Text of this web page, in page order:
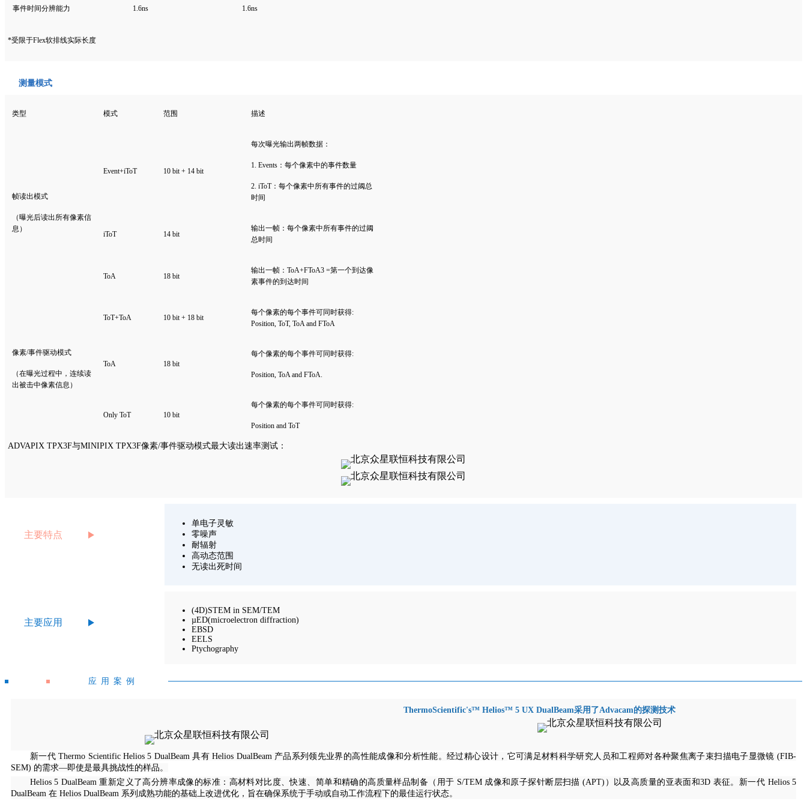
事件时间分辨能力 1.6ns 1.6ns
*受限于Flex软排线实际长度
测量模式
类型 模式 范围 描述
帧读出模式
（曝光后读出所有像素信
息）
Event+iToT 10 bit + 14 bit
每次曝光输出两帧数据：
1. Events：每个像素中的事件数量
2. iToT：每个像素中所有事件的过阈总
时间
iToT 14 bit
输出一帧：每个像素中所有事件的过阈
总时间
ToA 18 bit
输出一帧：ToA+FToA3 =第一个到达像
素事件的到达时间
像素/事件驱动模式
（在曝光过程中，连续读
出被击中像素信息）
ToT+ToA 10 bit + 18 bit
每个像素的每个事件可同时获得:
Position, ToT, ToA and FToA
ToA 18 bit
每个像素的每个事件可同时获得:
Position, ToA and FToA.
Only ToT 10 bit
每个像素的每个事件可同时获得:
Position and ToT
ADVAPIX TPX3F与MINIPIX TPX3F像素/事件驱动模式最大读出速率测试：
主要特点
单电子灵敏
零噪声
耐辐射
高动态范围
无读出死时间
主要应用
(4D)STEM in SEM/TEM
µED(microelectron diffraction)
EBSD
EELS
Ptychography
应用案例
ThermoScientific's™ Helios™ 5 UX DualBeam采用了Advacam的探测技术
新一代 Thermo Scientific Helios 5 DualBeam 具有 Helios DualBeam 产品系列领先业界的高性能成像和分析性能。经过精心设计， 它可满足材料科学研究人员和工程师对各种聚焦离子束扫描电子显微镜 (FIB-
SEM) 的需求—即使是最具挑战性的样品。
Helios 5 DualBeam 重新定义了高分辨率成像的标准：高材料对比度、快速、简单和精确的高质量样品制备（用于 S/TEM 成像和原子探针断层扫描 (APT)）以及高质量的亚表面和3D 表征。新一代 Helios 5
DualBeam 在 Helios DualBeam 系列成熟功能的基础上改进优化，旨在确保系统于手动或自动工作流程下的最佳运行状态。